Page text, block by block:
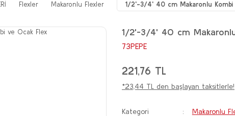
Flexler Makaronlu Flexler 1/2'-3/4' 40 cm Makaronlu Kombi
1/2'-3/4' 40 cm
73PEPE
221,76 TL
*23,44 TL den başlayan taksitlerle!
Kategori
Makaronlu